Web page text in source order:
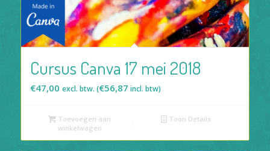
Cursus Canva 17 mei 2018
€47,00 excl. btw. (€56,87 incl. btw)
Toevoegen aan
winkelwagen
Toon Details